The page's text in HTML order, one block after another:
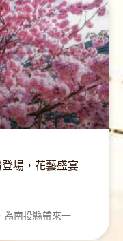
場，花藝盛宴
為南投縣帶來一